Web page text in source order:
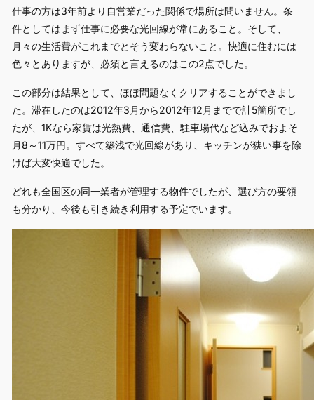
仕事の方は3年前より自営業だった関係で場所は問いません。条
件としてはまず仕事に必要な光回線が常にあること。そして、
月々の生活費がこれまでとそう変わらないこと。快適に住むには
色々とありますが、必須と言えるのはこの2点でした。
この部分は結果として、ほぼ問題なくクリアすることができまし
た。滞在したのは2012年3月から2012年12月までで計5箇所でし
たが、1Kなら家賃は光熱費、通信費、駐車場代など込みでおよそ
月8～11万円。すべて築浅で光回線があり、キッチンが狭い事を除
けば大変快適でした。
どれも全国区の同一業者が管理する物件でしたが、選び方の要領
も分かり、今後も引き続き利用する予定でいます。